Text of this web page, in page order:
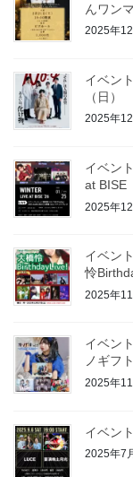
んワン
2025年
イベン
（日）
2025年
イベン
at BISE
2025年
イベン
怜
2025年
イベン
ノギフ
2025年
イベン
2025年7